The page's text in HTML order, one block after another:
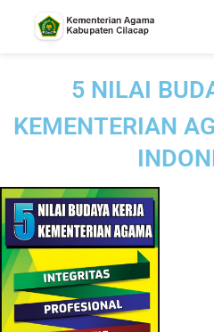
5 NILAI
KEMENTERIAN